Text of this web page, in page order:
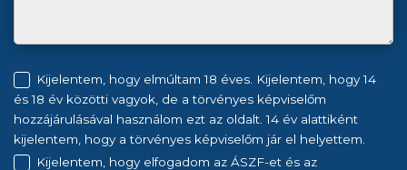
Kijelentem, hogy elmúltam 18 éves. Kijelentem, hogy 14
és 18 év közötti vagyok, de a törvényes képviselőm
hozzájárulásával használom ezt az oldalt. 14 év alattiként
kijelentem, hogy a törvényes képviselőm jár el helyettem.
Kijelentem, hogy elfogadom az ÁSZF-et és az